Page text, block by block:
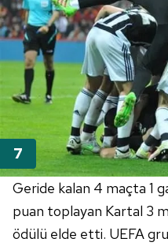
Geride kalan 4 maçta 1
puan toplayan Kartal 3
ödülü elde etti. UEFA